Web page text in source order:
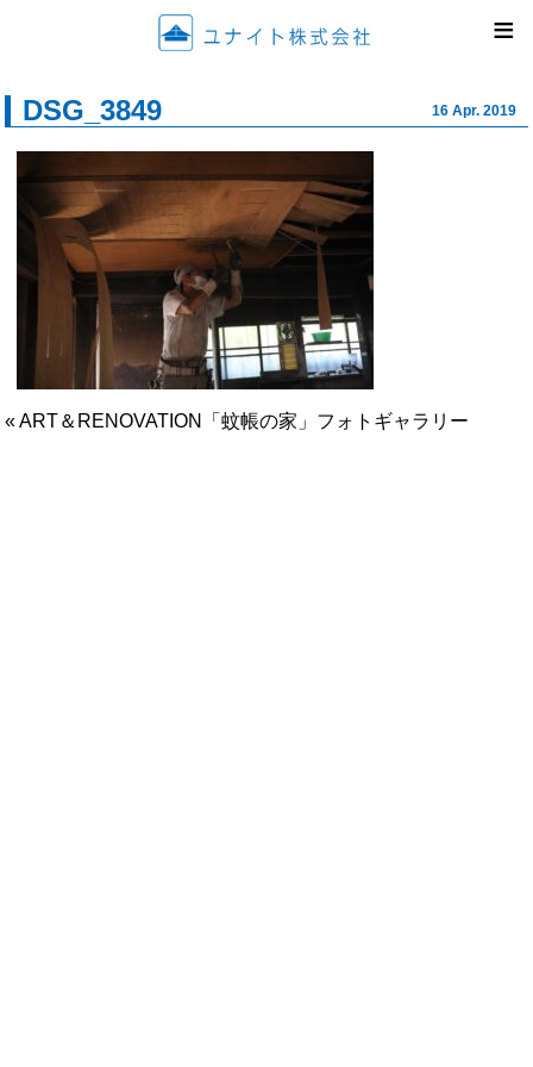
ユナイ
≡
DSG_3849 16 Apr. 2019
« ART＆RENOVATION「蚊帳の家」フォトギャラリー